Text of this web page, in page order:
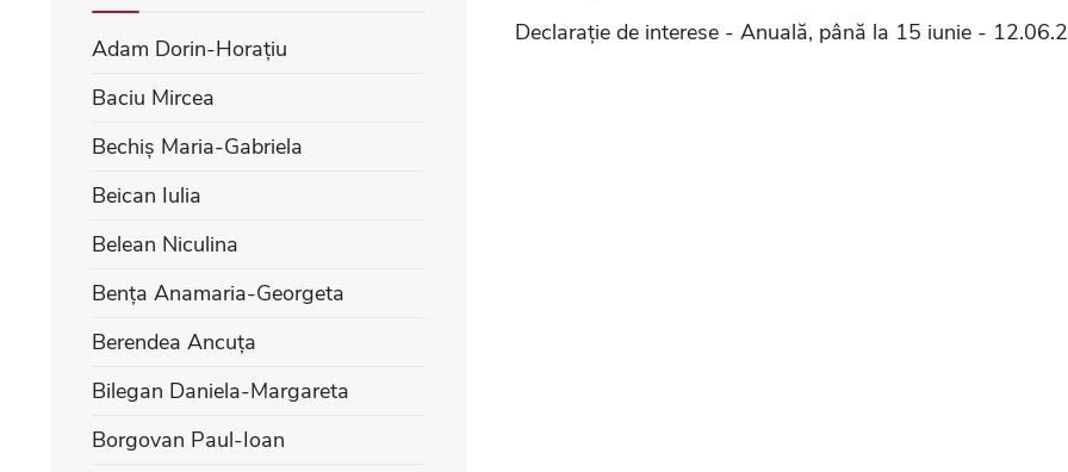
Declarație de interese - Anuală, până la 15 iunie -
Adam Dorin-Horațiu
Baciu Mircea
Bechiș Maria-Gabriela
Beican Iulia
Belean Niculina
Bența Anamaria-Georgeta
Berendea Ancuța
Bilegan Daniela-Margareta
Borgovan Paul-Ioan